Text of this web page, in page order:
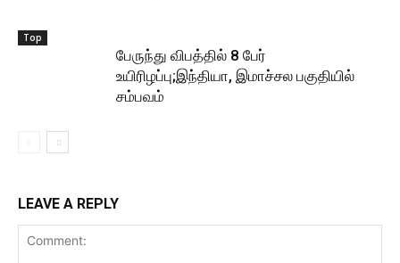
Top
பேருந்து விபத்தில் 8 பேர்
உயிரிழப்பு;இந்தியா, இமாச்சல பகுதியில்
சம்பவம்
LEAVE A REPLY